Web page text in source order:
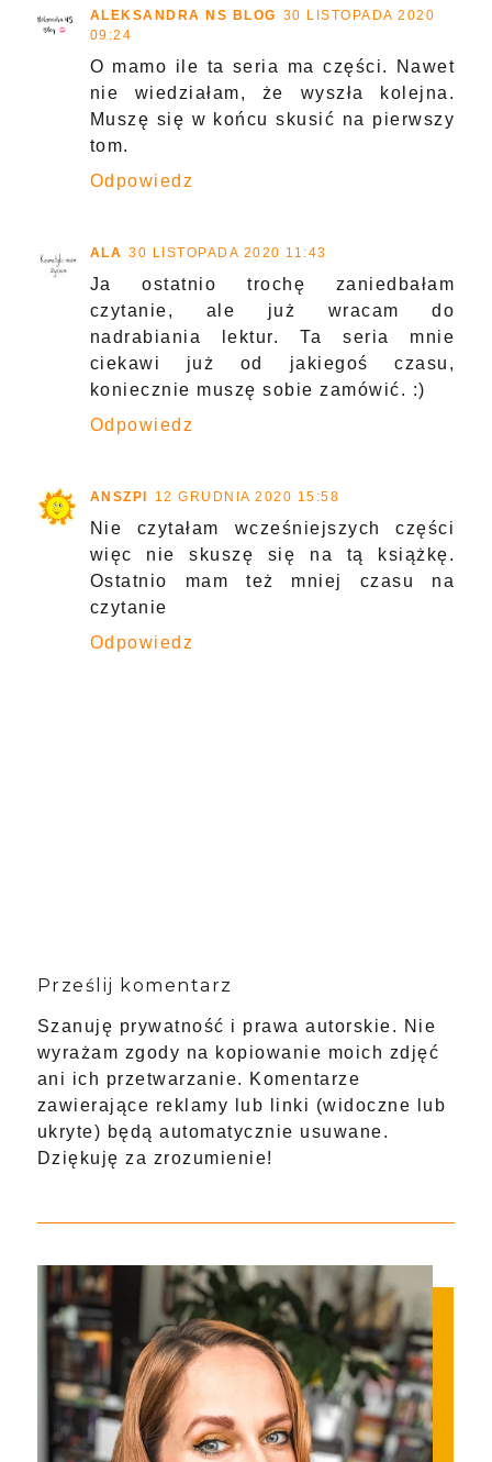
ALEKSANDRA NS BLOG 30 LISTOPADA 2020
09:24
O mamo ile ta seria ma części. Nawet
nie wiedziałam, że wyszła kolejna.
Muszę się w końcu skusić na pierwszy
tom.
Odpowiedz
ALA 30 LISTOPADA 2020 11:43
Ja ostatnio trochę zaniedbałam
czytanie, ale już wracam do
nadrabiania lektur. Ta seria mnie
ciekawi już od jakiegoś czasu,
koniecznie muszę sobie zamówić. :)
Odpowiedz
ANSZPI 12 GRUDNIA 2020 15:58
Nie czytałam wcześniejszych części
więc nie skuszę się na tą książkę.
Ostatnio mam też mniej czasu na
czytanie
Odpowiedz
Prześlij komentarz
Szanuję prywatność i prawa autorskie. Nie
wyrażam zgody na kopiowanie moich zdjęć
ani ich przetwarzanie. Komentarze
zawierające reklamy lub linki (widoczne lub
ukryte) będą automatycznie usuwane.
Dziękuję za zrozumienie!